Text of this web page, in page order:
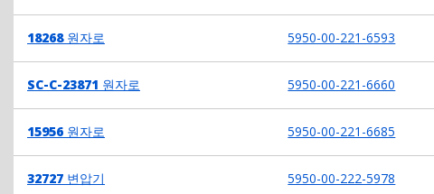
18268원자로 5950-00-221-6593
SC-C-23871 원자로 5950-00-221-6660
15956 원자로 5950-00-221-6685
32727 변압기 5950-00-222-5978